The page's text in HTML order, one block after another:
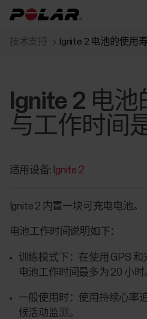
技术支持 Ignite 2 电池的使用
Ignite 2 电
与工作时间
适用设备: Ignite 2
Ignite 2 内置一块可充电电池。
电池工作时间说明如下：
训练模式下： 在使用 GPS
电池工作时间最多为 20 小时
一般使用时： 使用持续心率
候活动监测。